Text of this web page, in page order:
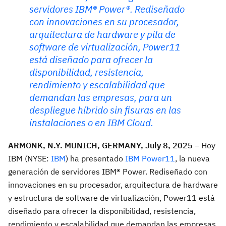
servidores IBM® Power®. Rediseñado
con innovaciones en su procesador,
arquitectura de hardware y pila de
software de virtualización, Power11
está diseñado para ofrecer la
disponibilidad, resistencia,
rendimiento y escalabilidad que
demandan las empresas, para un
despliegue híbrido sin fisuras en las
instalaciones o en IBM Cloud.
ARMONK, N.Y. MUNICH, GERMANY, July 8, 2025 – Hoy
IBM (NYSE: IBM) ha presentado IBM Power11, la nueva
generación de servidores IBM® Power. Rediseñado con
innovaciones en su procesador, arquitectura de hardware
y estructura de software de virtualización, Power11 está
diseñado para ofrecer la disponibilidad, resistencia,
rendimiento y escalabilidad que demandan las empresas,